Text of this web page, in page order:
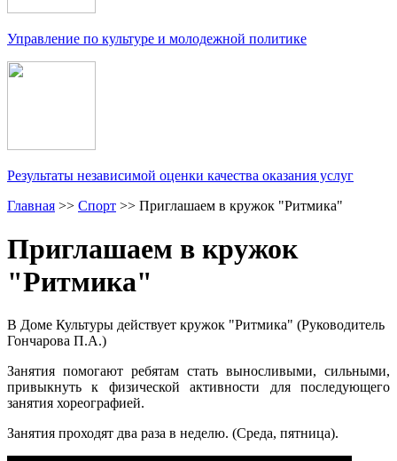
Управление по культуре и молодежной политике
Результаты независимой оценки качества оказания услуг
Главная >> Спорт >> Приглашаем в кружок "Ритмика"
Приглашаем в кружок
"Ритмика"
В Доме Культуры действует кружок "Ритмика" (Руководитель
Гончарова П.А.)
Занятия помогают ребятам стать выносливыми, сильными,
привыкнуть к физической активности для последующего
занятия хореографией.
Занятия проходят два раза в неделю. (Среда, пятница).